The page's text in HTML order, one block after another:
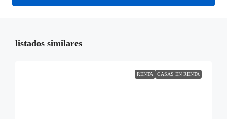
listados similares
RENTA CASAS EN RENTA